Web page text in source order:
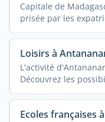
Capitale de
prisée par les
Loisirs à
L'activité
Découvrez les
Ecoles françaises